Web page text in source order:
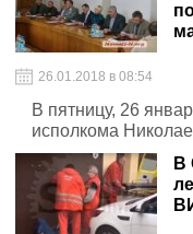
26.01.2018 в 08:54
В пятницу, 26
исполкома
В